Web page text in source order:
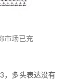
市场已充
，多头表达没有